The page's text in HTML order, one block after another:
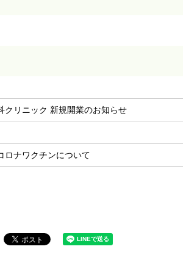
クリニック 新規開業のお知らせ
ロナワクチンについて